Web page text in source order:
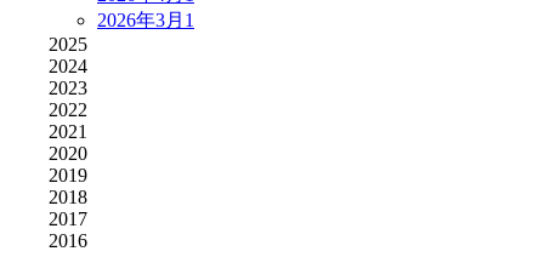
2026年3月 1
2025
2024
2023
2022
2021
2020
2019
2018
2017
2016